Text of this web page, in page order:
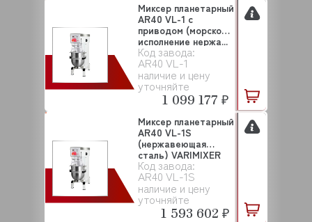
Код завода:
AR40 VL-1
наличие и цену
уточняйте
Миксер планетарный
AR40 VL-1 с
приводом (морское
исполнение нержа...
1 099 177 ₽
Код завода:
AR40 VL-1S
наличие и цену
уточняйте
Миксер планетарный
AR40 VL-1S
(нержавеющая
сталь) VARIMIXER
1 593 602 ₽